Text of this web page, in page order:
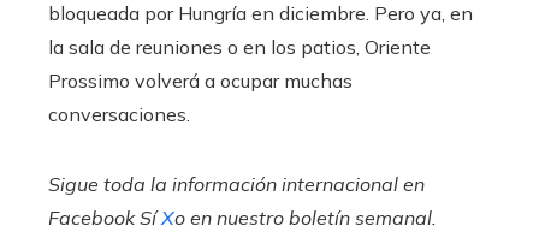
bloqueada por Hungría en diciembre. Pero ya, en
la sala de reuniones o en los patios, Oriente
Prossimo volverá a ocupar muchas
conversaciones.
Sigue toda la información internacional en
FacebookSíXo en nuestro boletín semanal.